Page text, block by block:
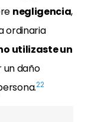
negligencia,
ordinaria
utilizaste un
daño
22